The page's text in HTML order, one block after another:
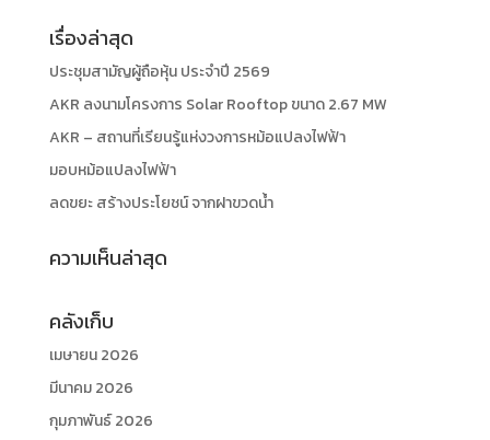
เรื่องล่าสุด
ประชุมสามัญผู้ถือหุ้น ประจำปี 2569
AKR ลงนามโครงการ Solar Rooftop ขนาด 2.67 MW
AKR – สถานที่เรียนรู้แห่งวงการหม้อแปลงไฟฟ้า
มอบหม้อแปลงไฟฟ้า
ลดขยะ สร้างประโยชน์ จากฝาขวดน้ำ
ความเห็นล่าสุด
คลังเก็บ
เมษายน 2026
มีนาคม 2026
กุมภาพันธ์ 2026